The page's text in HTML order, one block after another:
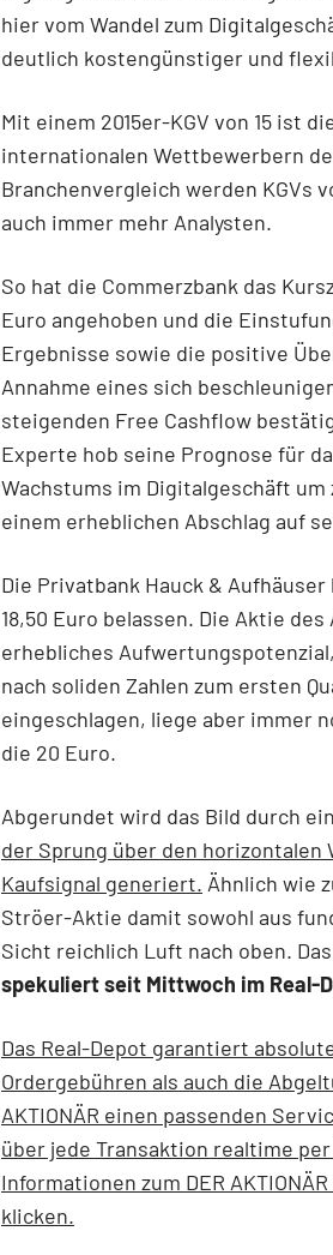
hier vom Wandel zum
deutlich kostengünstiger und
Mit einem 2015er-KGV von 15 ist
internationalen Wettbewerbern
Branchenvergleich werden KGVs
auch immer mehr Analysten.
So hat die Commerzbank das
Euro angehoben und die
Ergebnisse sowie die positive
Annahme eines sich
steigenden Free Cashflow
Experte hob seine Prognose für
Wachstums im Digitalgeschäft
einem erheblichen Abschlag auf
Die Privatbank Hauck &
18,50 Euro belassen. Die Aktie
erhebliches
nach soliden Zahlen zum ersten
eingeschlagen, liege aber immer
die 20 Euro.
Abgerundet wird das Bild durch
der Sprung über den horizontalen
Kaufsignal generiert. Ähnlich wie
Ströer-Aktie damit sowohl aus
Sicht reichlich Luft nach oben.
spekuliert seit Mittwoch im Real-
Das Real-Depot garantiert
Ordergebühren als auch die
AKTIONÄR einen passenden
über jede Transaktion realtime
Informationen zum DER
klicken.